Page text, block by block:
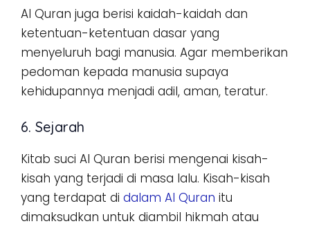
Al Quran juga berisi kaidah-kaidah dan
ketentuan-ketentuan dasar yang
menyeluruh bagi manusia. Agar memberikan
pedoman kepada manusia supaya
kehidupannya menjadi adil, aman, teratur.
6. Sejarah
Kitab suci Al Quran berisi mengenai kisah-
kisah yang terjadi di masa lalu. Kisah-kisah
yang terdapat di dalam Al Quran itu
dimaksudkan untuk diambil hikmah atau